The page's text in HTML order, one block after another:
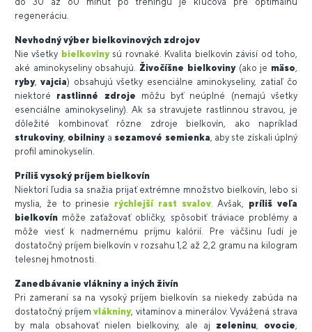
regeneráciu.
Nevhodný výber bielkovinových zdrojov
Nie všetky bielkovinysú rovnaké. Kvalita bielkovín závisí od toho,
aké aminokyseliny obsahujú. Živočíšne bielkoviny(ako je mäso,
ryby,vajcia) obsahujú všetky esenciálne aminokyseliny, zatiaľ čo
niektoré rastlinné zdroje môžu byť neúplné (nemajú všetky
esenciálne aminokyseliny). Ak sa stravujete rastlinnou stravou, je
dôležité kombinovať rôzne zdroje bielkovín, ako napríklad
strukoviny, obilninya sezamové semienka, aby ste získali úplný
profil aminokyselín.
Príliš vysoký príjem bielkovín
Niektorí ľudia sa snažia prijať extrémne množstvo bielkovín, lebo si
myslia, že to prinesie rýchlejší rast svalov. Avšak, príliš veľa
bielkovín môže zaťažovať obličky, spôsobiť tráviace problémy a
môže viesť k nadmernému príjmu kalórií. Pre väčšinu ľudí je
dostatočný príjem bielkovín v rozsahu 1,2 až 2,2 gramu na kilogram
telesnej hmotnosti.
Zanedbávanie vlákniny a iných živín
Pri zameraní sa na vysoký príjem bielkovín sa niekedy zabúda na
dostatočný príjemvlákniny, vitamínov a minerálov. Vyvážená strava
by mala obsahovať nielen bielkoviny, ale aj zeleninu, ovocie,